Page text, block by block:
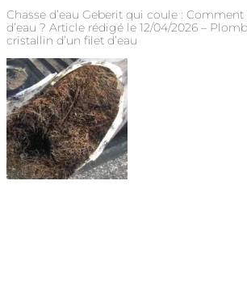
Chasse d’eau Geberit qui coule :
d’eau ? Article rédigé le 12/04/2026 –
cristallin d’un filet d’eau